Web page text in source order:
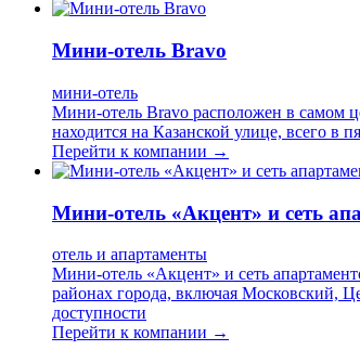
Мини-отель Bravo
мини-отель
Мини-отель Bravo расположен в самом
находится на Казанской улице, всего
Перейти к компании →
Мини-отель «Акцент» и сеть
отель и апартаменты
Мини-отель «Акцент» и сеть
районах города, включая Московский,
доступности
Перейти к компании →